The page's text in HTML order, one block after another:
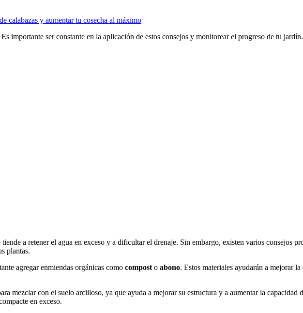
calabazas y aumentar tu cosecha al máximo
importante ser constante en la aplicación de estos consejos y monitorear el progreso de tu
a retener el agua en exceso y a dificultar el drenaje. Sin embargo, existen varios consejos
plantas.
agregar enmiendas orgánicas como compost o abono. Estos materiales ayudarán a mejorar
mezclar con el suelo arcilloso, ya que ayuda a mejorar su estructura y a aumentar la capacidad
en exceso.